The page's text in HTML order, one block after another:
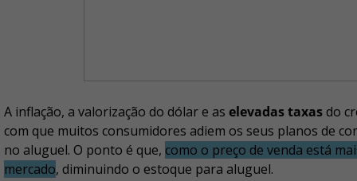
A inflação, a valorização do dólar e as elevadas taxasdo
com que muitos consumidores adiem os seus planos de
no aluguel. O ponto é que, como o preço de venda está
mercado, diminuindo o estoque para aluguel.